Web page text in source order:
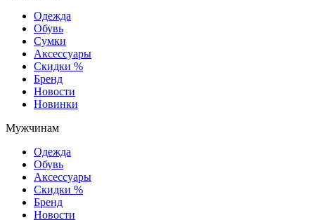
Одежда
Обувь
Сумки
Аксессуары
Скидки %
Бренд
Новости
Новинки
Мужчинам
Одежда
Обувь
Аксессуары
Скидки %
Бренд
Новости